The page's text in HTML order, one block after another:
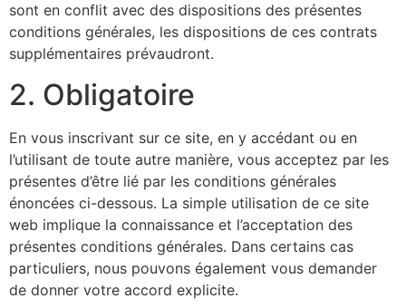
sont en conflit avec des dispositions des présentes
conditions générales, les dispositions de ces contrats
supplémentaires prévaudront.
2. Obligatoire
En vous inscrivant sur ce site, en y accédant ou en
l’utilisant de toute autre manière, vous acceptez par les
présentes d’être lié par les conditions générales
énoncées ci-dessous. La simple utilisation de ce site
web implique la connaissance et l’acceptation des
présentes conditions générales. Dans certains cas
particuliers, nous pouvons également vous demander
de donner votre accord explicite.